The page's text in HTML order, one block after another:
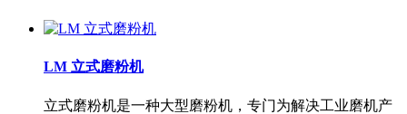
LM 立式磨粉机
立式磨粉机是一种大型磨粉机，专门为解决工业磨机产